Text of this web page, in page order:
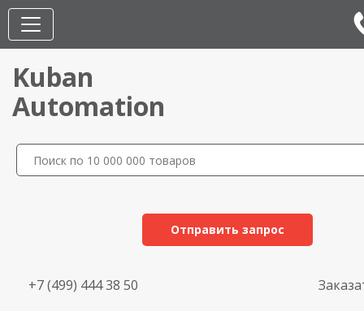
Kuban
Automation
Отправить запрос
+7 (499) 444 38 50